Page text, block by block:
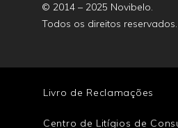
© 2014 – 2025 Novibelo.
Todos os direitos reservados.
Livro de Reclamações
Centro de Litígios de